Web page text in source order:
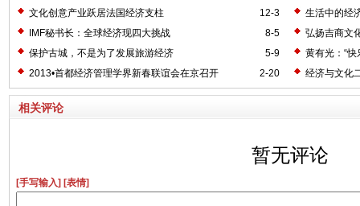
12-3
文化创意产业跃居法国经济支柱
生活中的经
8-5
IMF秘书长：全球经济现四大挑战
弘扬吉商文
5-9
保护古城，不是为了发展旅游经济
黄有光：“
2-20
2013•首都经济管理学界新春联谊会在京召开 经济与文化
相关评论
暂无评论
[手写输入] [表情]